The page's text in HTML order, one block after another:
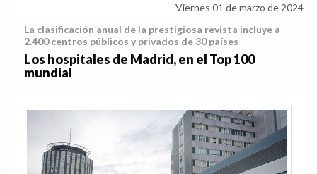
Viernes 01 de marzo de 2024
La clasificación anual de la prestigiosa revista incluye a
2.400 centros públicos y privados de 30 países
Los hospitales de Madrid, en el Top 100
mundial